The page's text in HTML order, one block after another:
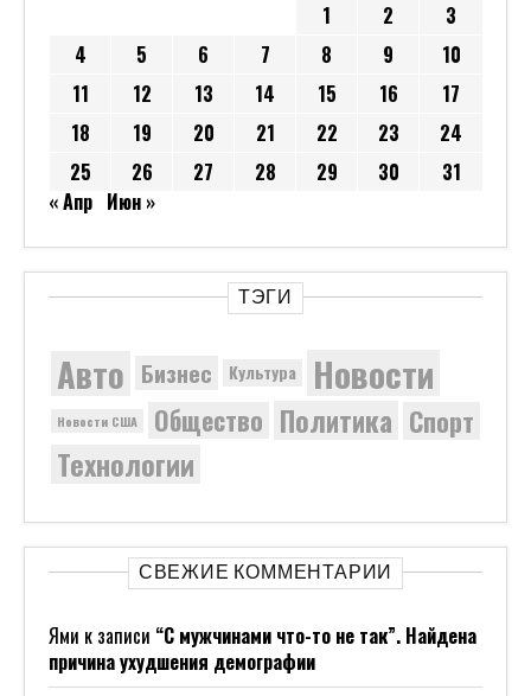
1 2
3
4
5 6 7 8 9
10
11
12 13 14 15 16
17
18
19 20 21 22 23
24
25
26 27 28 29 30
31
« Апр Июн »
ТЭГИ
Авто Бизнес Культура Новости
Новости США Общество Политика Спорт
Технологии
СВЕЖИЕ КОММЕНТАРИИ
Ями к записи “С мужчинами что-то не так”. Найдена
причина ухудшения демографии